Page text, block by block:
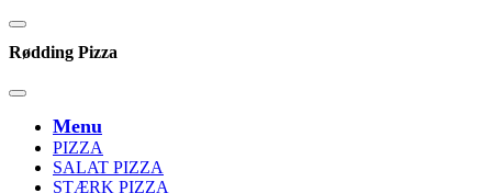
Rødding Pizza
Menu
PIZZA
SALAT PIZZA
STÆRK PIZZA